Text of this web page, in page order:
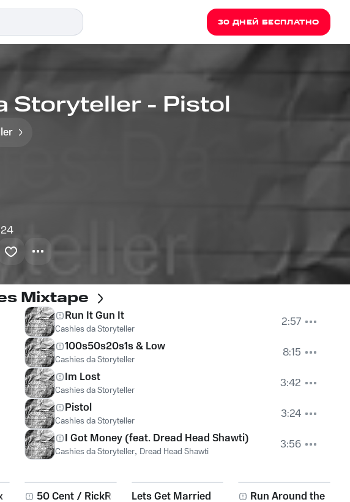
30 ДНЕЙ БЕСПЛАТНО
Storyteller - Pistol
Mixtape
Run It Gun It
Cashies da Storyteller
2:57
100s50s20s1s & Low
Cashies da Storyteller
8:15
Im Lost
Cashies da Storyteller
3:42
Pistol
Cashies da Storyteller
3:24
I Got Money (feat. Dread Head Shawti)
Cashies da Storyteller, Dread Head Shawti 3:56
50 Cent / RickRoss Lets Get Married
Run Around the